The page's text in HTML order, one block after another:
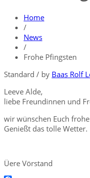
Home
/
News
/
Frohe Pfingsten
Standard / by Baas Rolf
Leeve Alde,
liebe Freundinnen und
wir wünschen Euch
Genießt das tolle Wetter.
Üere Vörstand